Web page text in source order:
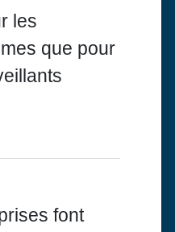
les
que pour
font